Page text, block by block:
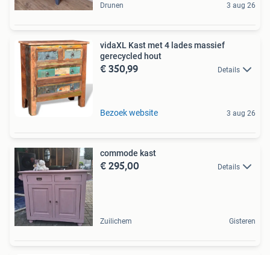
Drunen 3 aug 26
vidaXL Kast met 4 lades massief
gerecycled hout
€ 350,99 Details
Bezoek website 3 aug 26
commode kast
€ 295,00 Details
Zuilichem Gisteren